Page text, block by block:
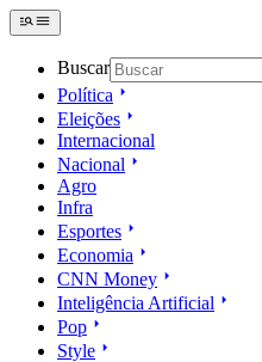
Buscar
Política
Eleições
Internacional
Nacional
Agro
Infra
Esportes
Economia
CNN Money
Inteligência Artificial
Pop
Style